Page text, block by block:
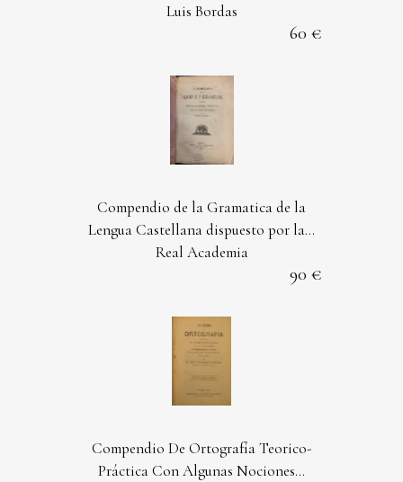
Luis Bordas
60
Compendio de la Gramatica de la
Lengua Castellana dispuesto por la...
Real Academia
90
Compendio De Ortografía Teorico-
Práctica Con Algunas Nociones...